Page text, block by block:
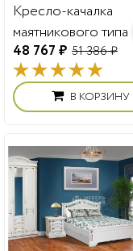
Кресло-качалка
маятникового типа
(береза)
48 767 ₽ 51 386 ₽
В КОРЗИНУ